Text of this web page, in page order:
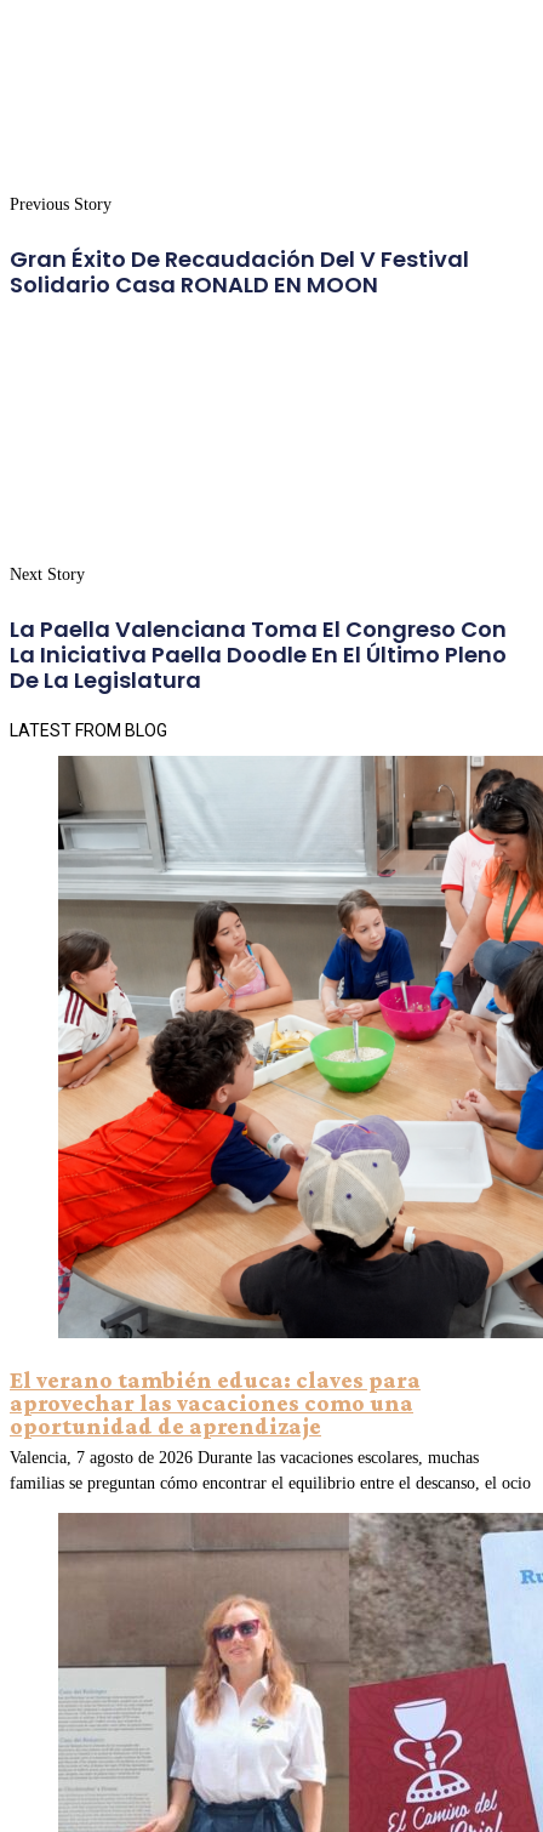
Previous Story
Gran Éxito De Recaudación Del V Festival
Solidario Casa RONALD EN MOON
Next Story
La Paella Valenciana Toma El Congreso Con
La Iniciativa Paella Doodle En El Último Pleno
De La Legislatura
LATEST FROM BLOG
El verano también educa: claves para
aprovechar las vacaciones como una
oportunidad de aprendizaje
Valencia, 7 agosto de 2026 Durante las vacaciones escolares, muchas
familias se preguntan cómo encontrar el equilibrio entre el descanso, el ocio